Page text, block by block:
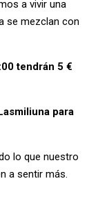
a vivir una
se mezclan con
tendrán 5 €
para
lo que nuestro
a sentir más.